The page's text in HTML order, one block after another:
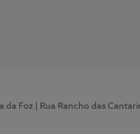
da Foz | Rua Rancho das